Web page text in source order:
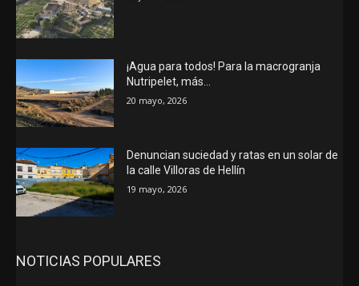
¡Agua para todos! Para la macrogranja
Nutripelet, más…
20 mayo, 2026
Denuncian suciedad y ratas en un solar de
la calle Villoras de Hellín
19 mayo, 2026
NOTICIAS POPULARES